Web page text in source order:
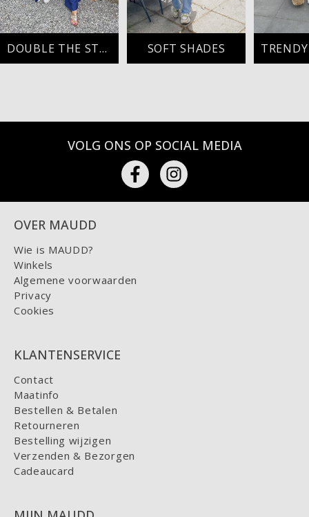
DOUBLE THE STYLE SOFT SHADES
VOLG ONS OP SOCIAL MEDIA
OVER MAUDD
Wie is MAUDD?
Winkels
Algemene voorwaarden
Privacy
Cookies
KLANTENSERVICE
Contact
Maatinfo
Bestellen & Betalen
Retourneren
Bestelling wijzigen
Verzenden & Bezorgen
Cadeaucard